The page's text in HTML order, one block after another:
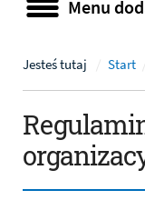
Menu
Jesteś tutaj Start